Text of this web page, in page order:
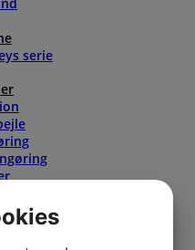
serie
og grundrengøring